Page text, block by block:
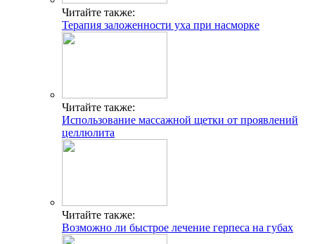
Читайте также:
Терапия заложенности уха при насморке
Читайте также:
Использование массажной щетки от проявлений
целлюлита
Читайте также:
Возможно ли быстрое лечение герпеса на губах